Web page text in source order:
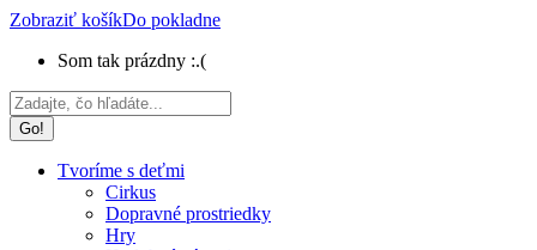
Zobraziť košíkDo pokladne
Som tak prázdny :.(
Search:
Tvoríme s deťmi
Cirkus
Dopravné prostriedky
Hry